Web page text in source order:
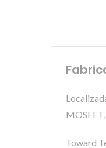
Toward